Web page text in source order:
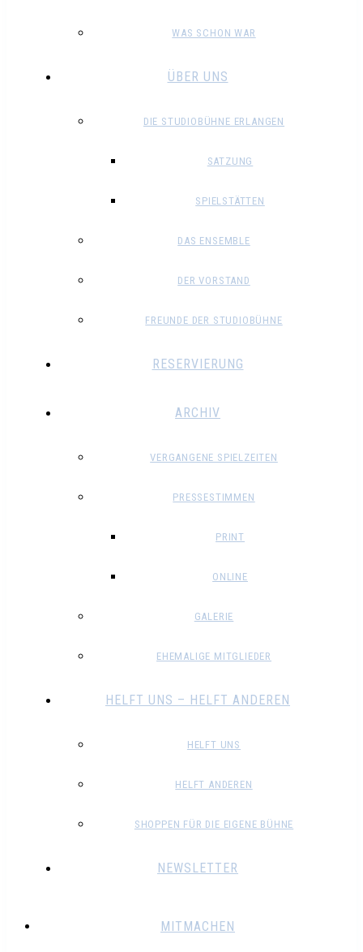
WAS SCHON WAR
ÜBER UNS
DIE STUDIOBÜHNE ERLANGEN
SATZUNG
SPIELSTÄTTEN
DAS ENSEMBLE
DER VORSTAND
FREUNDE DER STUDIOBÜHNE
RESERVIERUNG
ARCHIV
VERGANGENE SPIELZEITEN
PRESSESTIMMEN
PRINT
ONLINE
GALERIE
EHEMALIGE MITGLIEDER
HELFT UNS – HELFT ANDEREN
HELFT UNS
HELFT ANDEREN
SHOPPEN FÜR DIE EIGENE BÜHNE
NEWSLETTER
MITMACHEN